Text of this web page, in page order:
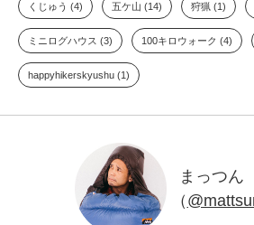
くじゅう (4) 五ケ山 (14) 狩猟 (1)
ミニログハウス (3) 100キロウォーク (4)
happyhikerskyushu (1)
まっつん
（